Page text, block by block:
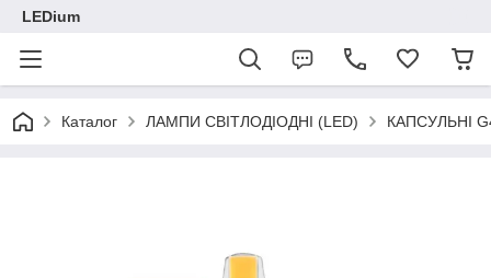
LEDium
Каталог ЛАМПИ СВІТЛОДІОДНІ (LED) КАПСУЛЬНІ